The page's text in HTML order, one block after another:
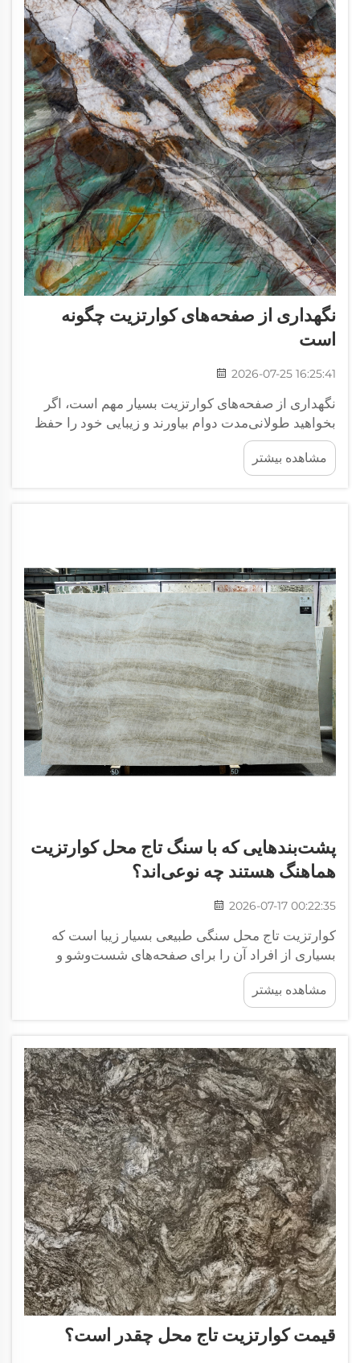
نگهداری از صفحه‌های کوارتزیت چگونه
است
2026-07-25 16:25:41
نگهداری از صفحه‌های کوارتزیت بسیار مهم است، اگر
بخواهید طولانی‌مدت دوام بیاورند و زیبایی خود را حفظ
کنند. کوارتزیت سنگی مقاوم و همچنین بسیار زیبا است و
فضای آشپزخانه یا حمام شما را شگفت‌انگیز می‌کند.
نحوه نگهداری از صفحه‌های کوارتزیت&n...
مشاهده بیشتر
پشت‌بندهایی که با سنگ تاج محل کوارتزیت
هماهنگ هستند چه نوعی‌اند؟
2026-07-17 00:22:35
کوارتزیت تاج محل سنگی طبیعی بسیار زیبا است که
بسیاری از افراد آن را برای صفحه‌های شست‌و‌شو و
سطوح آشپزخانه انتخاب می‌کنند. رنگ نرم آن که شبیه
سفید کرمی و قهوه‌ای ملایم است، حس گرم و
دعوت‌کننده‌ای ایجاد می‌کند. وقتی به فکر انتخاب پشت‌بند
مشاهده بیشتر
قیمت کوارتزیت تاج محل چقدر است؟